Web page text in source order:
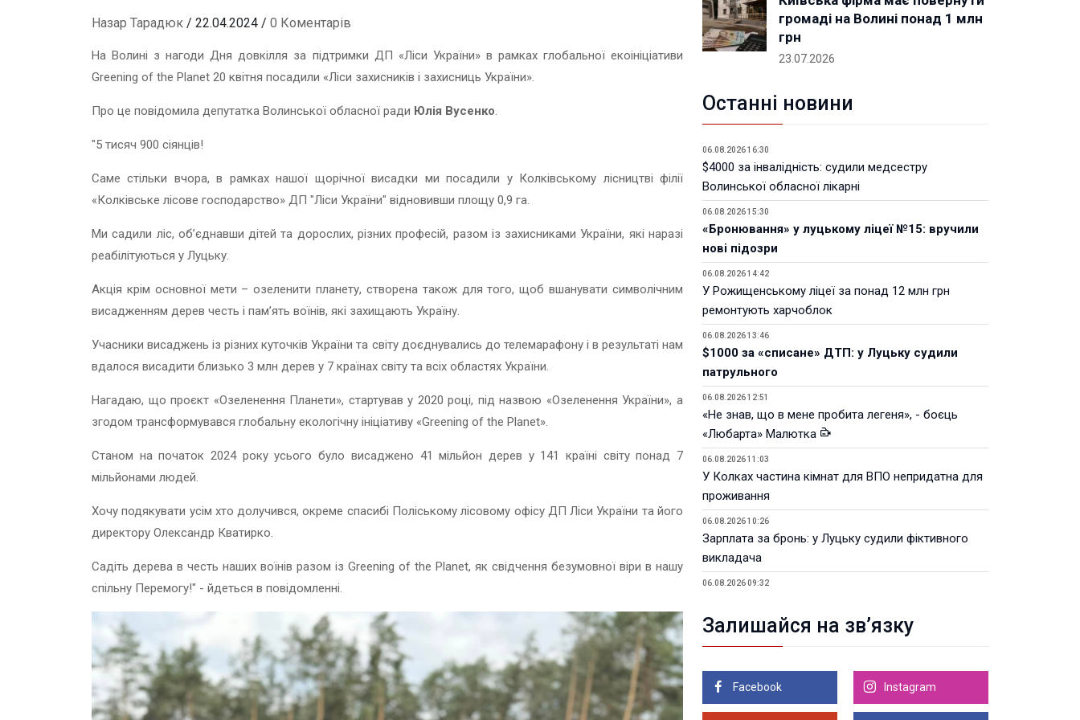
Назар Тарадюк / 22.04.2024 / 0 Коментарів
На Волині з нагоди Дня довкілля за підтримки ДП «Ліси України» в рамках глобальної екоініціативи
Greening of the Planet 20 квітня посадили «Ліси захисників і захисниць України».
Про це повідомила депутатка Волинської обласної ради Юлія Вусенко.
"5 тисяч 900 сіянців!
Саме стільки вчора, в рамках нашої щорічної висадки ми посадили у Колківському лісництві філії
«Колківське лісове господарство» ДП "Ліси України" відновивши площу 0,9 га.
Ми садили ліс, об’єднавши дітей та дорослих, різних професій, разом із захисниками України, які наразі
реабілітуються у Луцьку.
Акція крім основної мети – озеленити планету, створена також для того, щоб вшанувати символічним
висадженням дерев честь і памʼять воїнів, які захищають Україну.
Учасники висаджень із різних куточків України та світу доєднувались до телемарафону і в результаті нам
вдалося висадити близько 3 млн дерев у 7 країнах світу та всіх областях України.
Нагадаю, що проєкт «Озеленення Планети», стартував у 2020 році, під назвою «Озеленення України», а
згодом трансформувався глобальну екологічну ініціативу «Greening of the Planet».
Станом на початок 2024 року усього було висаджено 41 мільйон дерев у 141 країні світу понад 7
мільйонами людей.
Хочу подякувати усім хто долучився, окреме спасибі Поліському лісовому офісу ДП Ліси України та його
директору Олександр Кватирко.
Садіть дерева в честь наших воїнів разом із Greening of the Planet, як свідчення безумовної віри в нашу
спільну Перемогу!" - йдеться в повідомленні.
громаді на Волині понад 1 млн
грн
23.07.2026
Останні новини
06.08.2026 16:30
$4000 за інвалідність: судили медсестру
Волинської обласної лікарні
06.08.2026 15:30
«Бронювання» у луцькому ліцеї №15: вручили
нові підозри
06.08.2026 14:42
У Рожищенському ліцеї за понад 12 млн грн
ремонтують харчоблок
06.08.2026 13:46
$1000 за «списане» ДТП: у Луцьку судили
патрульного
06.08.2026 12:51
«Не знав, що в мене пробита легеня», - боєць
«Любарта» Малютка
06.08.2026 11:03
У Колках частина кімнат для ВПО непридатна для
проживання
06.08.2026 10:26
Зарплата за бронь: у Луцьку судили фіктивного
викладача
06.08.2026 09:32
05.08.2026 21:18
Порівняння телеоб'єктивів Sigma Sports та Sony G-
05.08.2026 21:00
У Луцьку на 99,9% готовий новий Державний
Залишайся на зв’язку
Facebook Instagram